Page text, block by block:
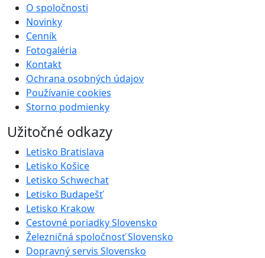
O spoločnosti
Novinky
Cenník
Fotogaléria
Kontakt
Ochrana osobných údajov
Používanie cookies
Storno podmienky
Užitočné odkazy
Letisko Bratislava
Letisko Košice
Letisko Schwechat
Letisko Budapešť
Letisko Krakow
Cestovné poriadky Slovensko
Železničná spoločnosť Slovensko
Dopravný servis Slovensko